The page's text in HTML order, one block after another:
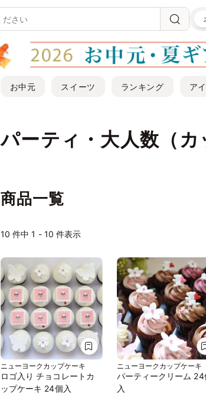
お中元 スイーツ ランキング ア
パーティ・大人数（カ
商品一覧
10 件中 1 - 10 件表示
ニューヨークカップケーキ
ロゴ入り チョコレートカ
ップケーキ 24個入
ニューヨークカップケーキ
パーティークリーム 24
入